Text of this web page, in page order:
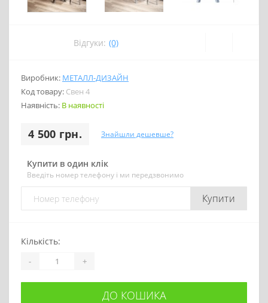
Відгуки: (0)
Виробник: МЕТАЛЛ-ДИЗАЙН
Код товару: Свен 4
Наявність: В наявності
4 500 грн. Знайшли дешевше?
Купити в один клік
Введіть номер телефону і ми передзвонимо
Купити
Кількість:
- +
ДО КОШИКА